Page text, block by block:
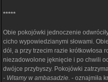
*****
Obie pokojówki jednoczenie
cicho wypowiedzianymi słowami.
dół, a przy trzecim razie krótkowłosa
niezadowolone jęknięcie i po chwili
dwójce przybyszy. Pokojówki
- Witamy w ambasadzie. - oznajmiła